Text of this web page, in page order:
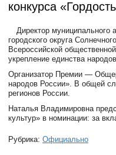
конкурса
Директор муниципального
городского округа
Всероссийской
укрепление единства
Организатор Премии —
народов России». В общей
регионов России.
Наталья Владимировна
культур» в номинации: за
Рубрика: Официально